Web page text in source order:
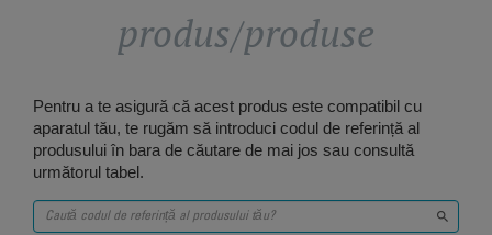
produs/produse
Pentru a te asigură că acest produs este compatibil cu
aparatul tău, te rugăm să introduci codul de referință al
produsului în bara de căutare de mai jos sau consultă
următorul tabel.